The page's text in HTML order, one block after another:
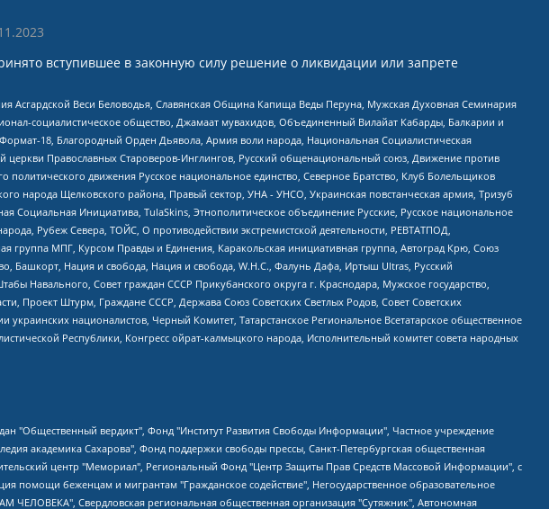
вступившее в законную силу решение о ликвидации или запрете
Асгардской Веси Беловодья, Славянская Община Капища Веды Перуна, Мужская Духовная Семинария
социалистическое общество, Джамаат мувахидов, Объединенный Вилайат Кабарды, Балкарии и
18, Благородный Орден Дьявола, Армия воли народа, Национальная Социалистическая
церкви Православных Староверов-Инглингов, Русский общенациональный союз, Движение против
движения Русское национальное единство, Северное Братство, Клуб Болельщиков
народа Щелковского района, Правый сектор, УНА - УНСО, Украинская повстанческая армия, Тризуб
Социальная Инициатива, TulaSkins, Этнополитическое объединение Русские, Русское национальное
Рубеж Севера, ТОЙС, О противодействии экстремистской деятельности, РЕВТАТПОД,
МПГ, Курсом Правды и Единения, Каракольская инициативная группа, Автоград Крю, Союз
Башкорт, Нация и свобода, Нация и свобода, W.H.С., Фалунь Дафа, Иртыш Ultras, Русский
Навального, Совет граждан СССР Прикубанского округа г. Краснодара, Мужское государство,
Проект Штурм, Граждане СССР, Держава Союз Советских Светлых Родов, Совет Советских
националистов, Черный Комитет, Татарстанское Региональное Всетатарское общественное
Республики, Конгресс ойрат-калмыцкого народа, Исполнительный комитет совета народных
Симонов Евгений Алексеевич, Соловьева Елена Анатольевна, Сотников Даниил Владимирович, Сурначева Елизавета Дмитриевна, Автономная некоммерческая организация по защите прав человека и информированию населения "Якутия – Наше Мнение", Общество с ограниченной ответственностью "Москоу диджитал медиа", с 26.01.2023 Общество с ограниченной ответственностью "Чайка Белые сады", Ветошкина Валерия Валерьевна, Заговора Максим Александрович, Межрегиональное общественное движение "Российская ЛГБТ - сеть", Оленичев Максим Владимирович, Павлов Иван Юрьевич, Скворцова Елена Сергеевна, Общество с ограниченной ответственностью "Как бы инагент", Кочетков Игорь Викторович, Общество с ограниченной ответственностью "Честные выборы", Еланчик Олег Александрович, Общество с ограниченной ответственностью "Нобелевский призыв", Гималова Регина Эмилевна, Григорьев Андрей Валерьевич, Григорьева Алина Александровна, Ассоциация по содействию защите прав призывников, альтернативнослужащих и военнослужащих "Правозащитная группа "Гражданин.Армия.Право", Хисамова Регина Фаритовна, Автономная некоммерческая организация по реализации социально-правовых программ "Лилит", Дальневосточное общественное движение "Маяк", Санкт-Петербургская ЛГБТ-инициативная группа "Выход", Инициативная группа ЛГБТ+ "Реверс", Алексеев Андрей Викторович, Бекбулатова Таисия Львовна, Беляев Иван Михайлович, Владыкина Елена Сергеевна, Гельман Марат Александрович, Никульшина Вероника Юрьевна, Толоконникова Надежда Андреевна, Шендерович Виктор Анатольевич, Общество с ограниченной ответственностью "Данное сообщение", Общество с ограниченной ответственностью Издательский дом "Новая глава", Айнбиндер Александра Александровна, Московский комьюнити-центр для ЛГБТ+инициатив, Благотворительный фонд развития филантропии, Deutsche Welle (Германия, Kurt-Schumacher-Strasse 3, 53113 Bonn), Борзунова Мария Михайловна, Воробьев Виктор Викторович, Голубева Анна Львовна, Константинова Алла Михайловна, Малкова Ирина Владимировна, Мурадов Мурад Абдулгалимович, Осетинская Елизавета Николаевна, Понасенков Евгений Николаевич, Ганапольский Матвей Юрьевич, Киселев Евгений Алексеевич, Борухович Ирина Григорьевна, Дремин Иван Тимофеевич, Дубровский Дмитрий Викторович, Красноярская региональная общественная организация поддержки и развития альтернативных образовательных технологий и межкультурных коммуникаций "ИНТЕРРА", Маяковская Екатерина Алексеевна, Фейгин Марк Захарович, Филимонов Андрей Викторович, Дзугкоева Регина Николаевна, Доброхотов Роман Александрович, Дудь Юрий Александрович, Елкин Сергей Владимирович, Кругликов Кирилл Игоревич, Сабунаева Мария Леонидовна, Семенов Алексей Владимирович, Шаинян Карен Багратович, Шульман Екатерина Михайловна, Асафьев Артур Валерьевич, Вахштайн Виктор Семенович, Венедиктов Алексей Алексеевич, Лушникова Екатерина Евгеньевна, Волков Леонид Михайлович, Невзоров Александр Глебович, Пархоменко Сергей Борисович, Сироткин Ярослав Николаевич, Кара-Мурза Владимир Владимирович, Баранова Наталья Владимировна, Гозман Леонид Яковлевич, Кагарлицкий Борис Юльевич, Климарев Михаил Валерьевич, Милов Владимир Станиславович, Автономная некоммерческая организация Краснодарский центр современного искусства "Типография", Моргенштерн Алишер Тагирович, Соболь Любовь Эдуардовна, Общество с ограниченной ответственностью "ЛИЗА НОРМ", Каспаров Гарри Кимович, Ходорковский Михаил Борисович, Общество с ограниченной ответственностью "Апрельские тезисы", Данилович Ирина Брониславовна, Кашин Олег Владимирович, Петров Николай Владимирович, Пивоваров Алексей Владимирович, Соколов Михаил Владимирович, Цветкова Юлия Владимировна, Чичваркин Евгений Александрович, Комитет против пыток/Команда против пыток, Общество с ограниченной ответственностью "Первый научный", Общество с ограниченной ответственностью "Вертолет и ко", Белоцерковская Вероника Борисовна, Кац Максим Евгеньевич, Лазарева Татьяна Юрьевна, Шаведдинов Руслан Табризович, Яшин Илья Валерьевич, Общество с ограниченной ответственностью "Иноагент ААВ", Алешковский Дмитрий Петрович, Альбац Евгения Марковна, Быков Дмитрий Львович, Галямина Юлия Евгеньевна, Лойко Сергей Леонидович, Мартынов Кирилл Константинович, Медведев Сергей Александрович, Крашенинников Федор Геннадиевич, Гордеева Катерина Вл